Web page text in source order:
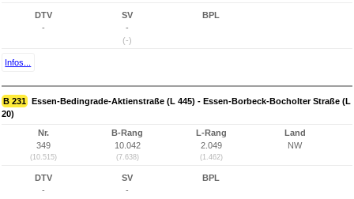
DTV
-
SV
-
(-)
BPL
Infos...
B 231 Essen-Bedingrade-Aktienstraße (L 445) - Essen-Borbeck-Bocholter Straße (L
20)
Nr.
349
(10.515)
B-Rang
10.042
(7.638)
L-Rang
2.049
(1.462)
Land
NW
DTV
-
SV
-
BPL